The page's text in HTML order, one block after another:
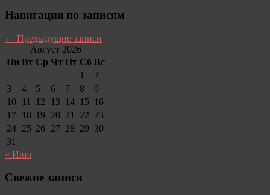
Навигация по записям
← Предыдущие записи
Август 2026
Пн Вт Ср Чт Пт Сб Вс
1
2
3
4 5 6 7 8
9
10
11 12 13 14 15
16
17
18 19 20 21 22 23
24 25 26 27 28 29 30
31
« Июл
Свежие записи